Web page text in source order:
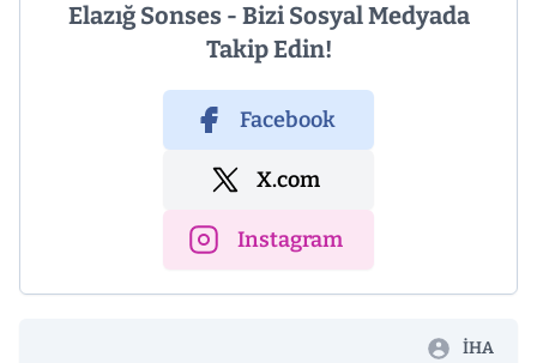
Elazığ Sonses - Bizi Sosyal Medyada
Takip Edin!
Facebook
X.com
Instagram
İHA